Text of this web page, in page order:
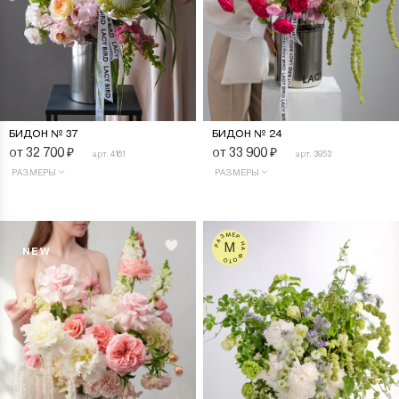
БИДОН № 37
от 32 700₽ арт. 4161
РАЗМЕРЫ
БИДОН № 24
от 33 900₽ арт. 3953
РАЗМЕРЫ
NEW РАЗМЕР НА ФОТО
M